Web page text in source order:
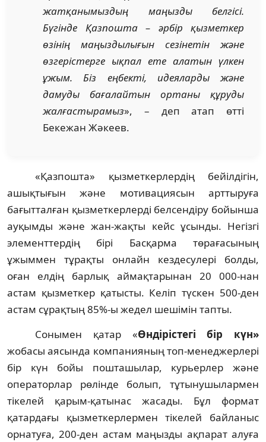
жатқанымыздың маңызды белгісі.
Бүгінде Қазпошта – әрбір қызметкер
өзінің маңыздылығын сезінетін және
өзгерістерге ықпал ете алатын үлкен
ұжым. Біз еңбекті, идеяларды және
дамуды бағалайтын ортаны құруды
жалғастырамыз», – деп атап өтті
Бекежан Жәкеев.
«Қазпошта» қызметкерлердің бейілдігін,
ашықтығын және мотивациясын арттыруға
бағытталған қызметкерлерді белсендіру бойынша
ауқымды және жан-жақты кейс ұсынды. Негізгі
элементтердің бірі Басқарма төрағасының
ұжыммен тұрақты онлайн кездесулері болды,
оған елдің барлық аймақтарынан 20 000-нан
астам қызметкер қатысты. Келіп түскен 500-ден
астам сұрақтың 85%-ы жедел шешімін тапты.
Сонымен қатар «Өндірістегі бір күн»
жобасы аясында компанияның топ-менеджерлері
бір күн бойы пошташылар, курьерлер және
операторлар рөлінде болып, тұтынушылармен
тікелей қарым-қатынас жасады. Бұл формат
қатардағы қызметкерлермен тікелей байланыс
орнатуға, 200-ден астам маңызды ақпарат алуға